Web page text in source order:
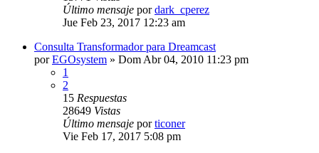
Último mensaje pordark_cperez
Jue Feb 23, 2017 12:23 am
Consulta Transformador para Dreamcast
porEGOsystem » Dom Abr 04, 2010 11:23 pm
1
2
15 Respuestas
28649 Vistas
Último mensaje porticoner
Vie Feb 17, 2017 5:08 pm